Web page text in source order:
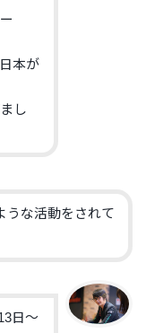
本が
し
うな活動をされて
日～